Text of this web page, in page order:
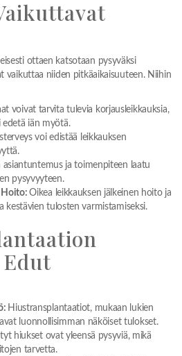
ottaen katsotaan pysyväksi
vaikuttaa niiden pitkäaikaisuuteen. Niihin
voivat tarvita tulevia korjausleikkauksia,
edetä iän myötä.
voi edistää leikkauksen
asiantuntemus ja toimenpiteen laatu
pysyvyyteen.
Hoito:Oikea leikkauksen jälkeinen hoito ja
kestävien tulosten varmistamiseksi.
Hiustransplantaatiot, mukaan lukien
luonnollisimman näköiset tulokset.
hiukset ovat yleensä pysyviä, mikä
tarvetta.